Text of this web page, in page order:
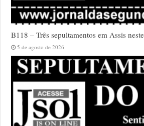
B118 – Três sepultamentos em Assis
5 de agosto de 2026